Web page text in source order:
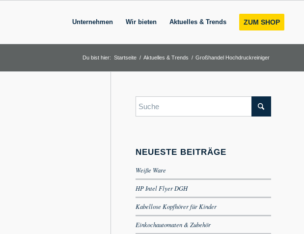
Unternehmen Wir bieten Aktuelles & Trends ZUM SHOP
Du bist hier: Startseite / Aktuelles & Trends / Großhandel Hochdruckreiniger
NEUESTE BEITRÄGE
Weiße Ware
HP Intel Flyer DGH
Kabellose Kopfhörer für Kinder
Einkochautomaten & Zubehör